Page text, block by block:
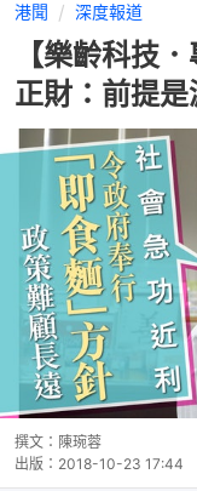
港聞 深度報道
【樂齡科技
正財：前提
撰文： 陳琬蓉
出版： 2018-10-23 17:44